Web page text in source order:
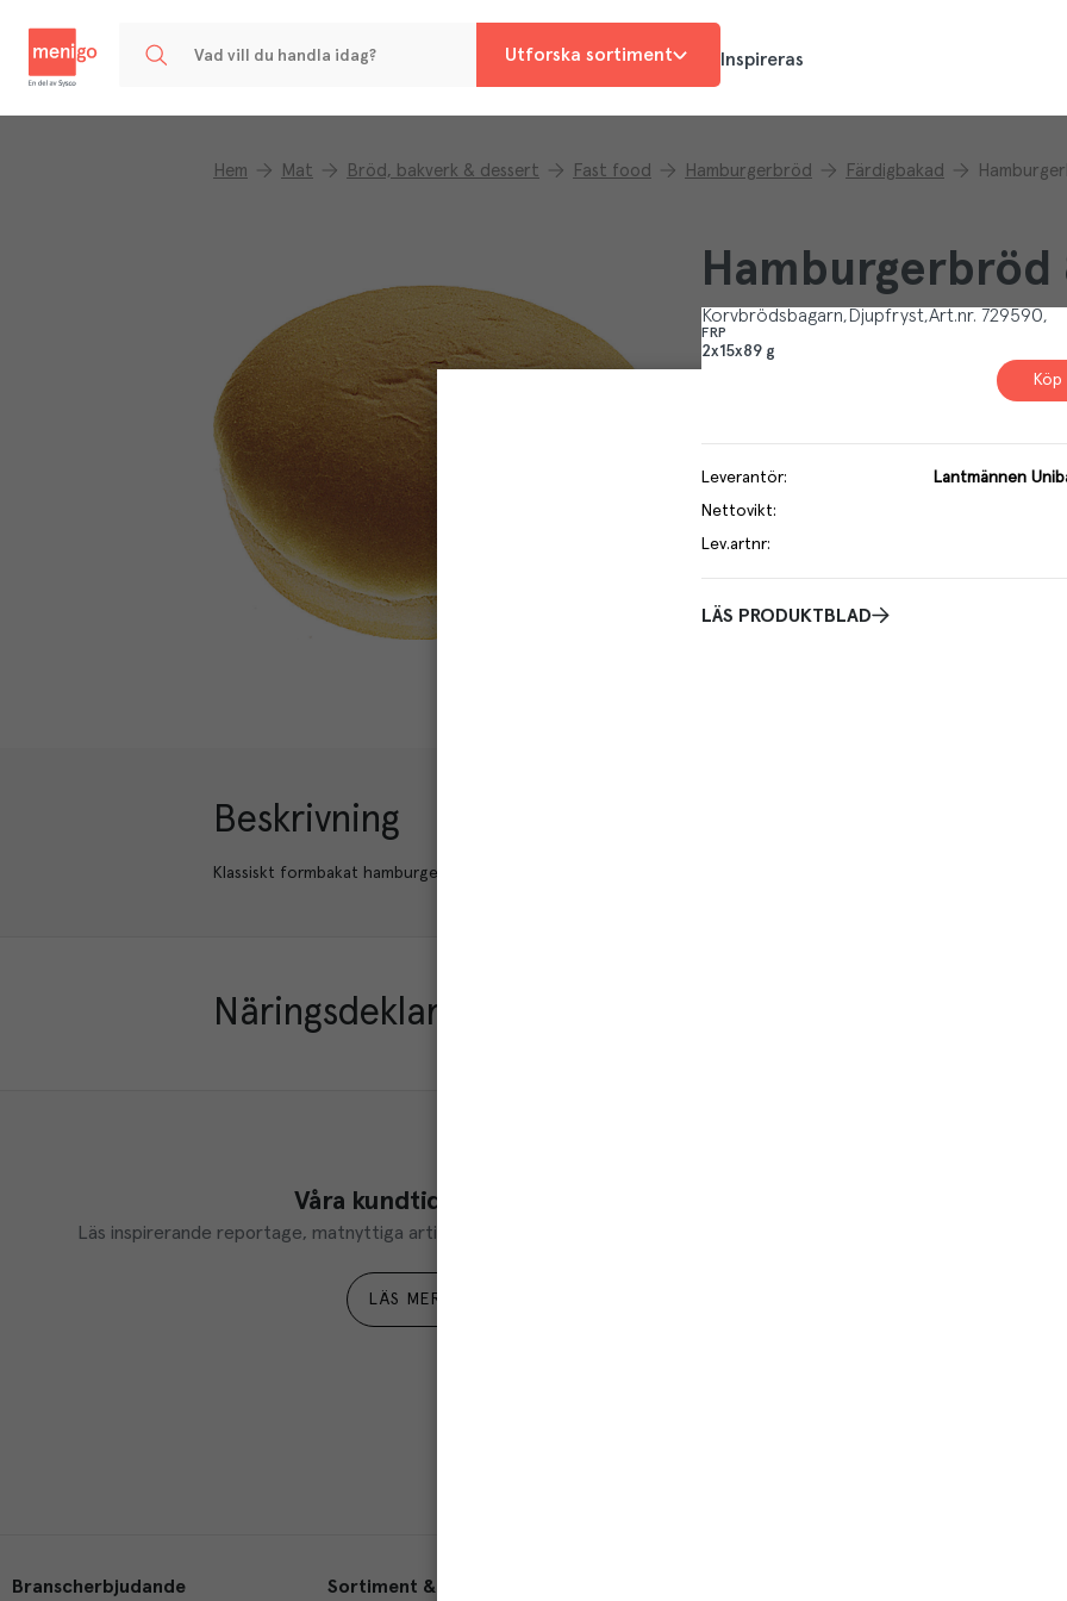
Utforska sortiment Inspireras
Hem Mat Bröd, bakverk & dessert Fast food Hamburgerbröd Färdigbakad
Hamburgerbröd
Korvbrödsbagarn Djupfryst Art.nr. 729590
FRP
2x15x89 g
Köp
Leverantör:
Lantmännen
Nettovikt:
Lev.artnr:
LÄS PRODUKTBLAD
Beskrivning
Klassiskt formbakat hamburgerbröd, skuret.
Näringsdeklaration
Våra kundtidningar
Läs inspirerande reportage, matnyttiga artiklar och ta del av aktuella kampanjer.
LÄS MER
Du som är Menigo-
Branscherbjudande Sortiment & tjänster